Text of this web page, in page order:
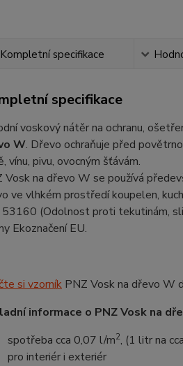
Kompletní specifikace
specifikace
voskový nátěr na ochranu,
W. Dřevo ochraňuje před
vínu, pivu, ovocným šťávám.
Vosk na dřevo W se používá
ve vlhkém prostředí koupelen,
(Odolnost proti tekutinám,
Ekoznačení EU.
si vzorníkPNZ Vosk na dřevo W
informace o PNZ Vosk na
spotřeba cca 0,07 l/m2, (1 litr na
pro interiér i exteriér